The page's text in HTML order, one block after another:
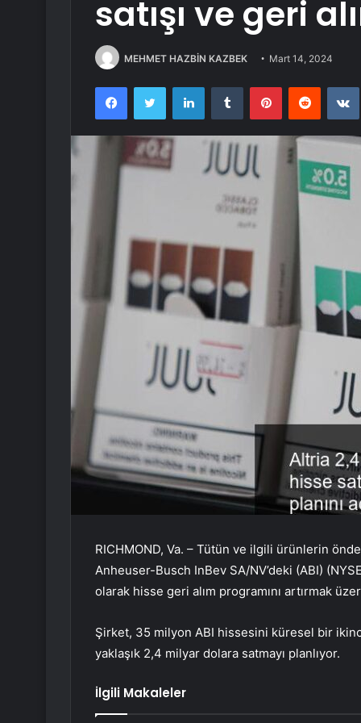
satışı ve geri
MEHMET HAZBİN KAZBEK Mart 14, 2024
FacebookTwitter LinkedInTumblr PinterestReddit
RICHMOND, Va. – Tütün ve ilgili ürünlerin
Anheuser-Busch InBev SA/NV’deki (ABI)
olarak hisse geri alım programını artırmak
Şirket, 35 milyon ABI hissesini küresel bir
yaklaşık 2,4 milyar dolara satmayı planlıyor.
İlgili Makaleler